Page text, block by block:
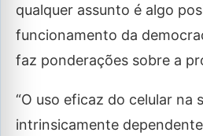
qualquer assunto é algo
funcionamento da
faz ponderações sobre a
“O uso eficaz do celular na
intrinsicamente